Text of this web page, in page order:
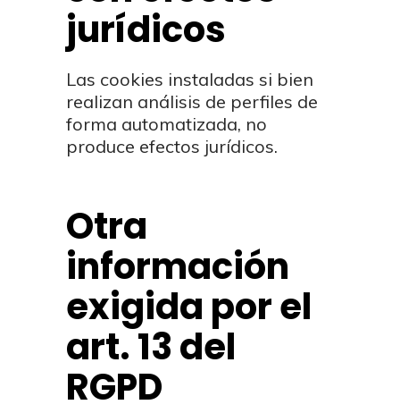
jurídicos
Las cookies instaladas si bien
realizan análisis de perfiles de
forma automatizada, no
produce efectos jurídicos.
Otra
información
exigida por el
art. 13 del
RGPD